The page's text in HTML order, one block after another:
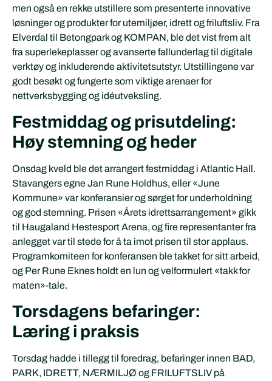
men også en rekke utstillere som presenterte innovative
løsninger og produkter for utemiljøer, idrett og friluftsliv. Fra
Elverdal til Betongpark og KOMPAN, ble det vist frem alt
fra superlekeplasser og avanserte fallunderlag til digitale
verktøy og inkluderende aktivitetsutstyr. Utstillingene var
godt besøkt og fungerte som viktige arenaer for
nettverksbygging og idéutveksling.
Festmiddag og prisutdeling:
Høy stemning og heder
Onsdag kveld ble det arrangert festmiddag i Atlantic Hall.
Stavangers egne Jan Rune Holdhus, eller «June
Kommune» var konferansier og sørget for underholdning
og god stemning. Prisen «Årets idrettsarrangement» gikk
til Haugaland Hestesport Arena, og fire representanter fra
anlegget var til stede for å ta imot prisen til stor applaus.
Programkomiteen for konferansen ble takket for sitt arbeid,
og Per Rune Eknes holdt en lun og velformulert «takk for
maten»-tale.
Torsdagens befaringer:
Læring i praksis
Torsdag hadde i tillegg til foredrag, befaringer innen BAD,
PARK, IDRETT, NÆRMILJØ og FRILUFTSLIV på